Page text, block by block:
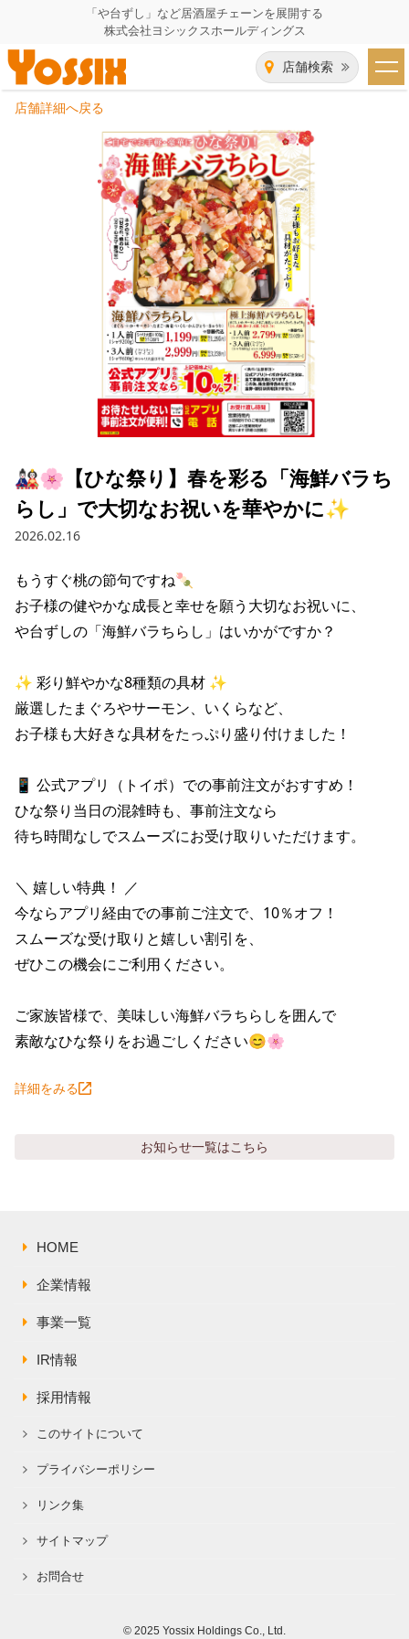
「や台ずし」など居酒屋チェーンを展開する
株式会社ヨシックスホールディングス
店舗検索
HOME
企業情報
企業情報トップ
代表者あいさつ
グループ会社
会社概要
経営陣
組織図
所在地
飲食事業紹介
飲食事業紹介トップ
や台ずし
ニパチ
これや
焼とりてっぱん
せんと
海老どて食堂
華花
IR（株主・投資家）情報
IR情報トップ
会長メッセージ
コーポレートガバナンス
財務情報
業績推移
財政状況
株式情報
IRライブラリ
決算短信
決算説明資料
株主通信
株主総会関連資料
適時開示資料
株価情報
株主優待
電子公告
FAQ
採用情報トップ
パート・アルバイト
店舗物件・店舗施工管理業者の募集
お問い合わせ
お問い合わせトップ
ご意見・アンケート（ご来店の方）
このサイトについて
プライバシーポリシー
リンク集
サイトマップ
店舗詳細へ戻る
🎎🌸【ひな祭り】春を彩る「海鮮バラち
らし」で大切なお祝いを華やかに✨
2026.02.16
もうすぐ桃の節句ですね🍡
お子様の健やかな成長と幸せを願う大切なお祝いに、
や台ずしの「海鮮バラちらし」はいかがですか？
✨ 彩り鮮やかな8種類の具材 ✨
厳選したまぐろやサーモン、いくらなど、
お子様も大好きな具材をたっぷり盛り付けました！
📱 公式アプリ（トイポ）での事前注文がおすすめ！
ひな祭り当日の混雑時も、事前注文なら
待ち時間なしでスムーズにお受け取りいただけます。
＼ 嬉しい特典！ ／
今ならアプリ経由での事前ご注文で、10％オフ！
スムーズな受け取りと嬉しい割引を、
ぜひこの機会にご利用ください。
ご家族皆様で、美味しい海鮮バラちらしを囲んで
素敵なひな祭りをお過ごしください😊🌸
詳細をみる
お知らせ一覧はこちら
HOME
企業情報
事業一覧
IR情報
採用情報
このサイトについて
プライバシーポリシー
リンク集
サイトマップ
お問合せ
© 2025 Yossix Holdings Co., Ltd.